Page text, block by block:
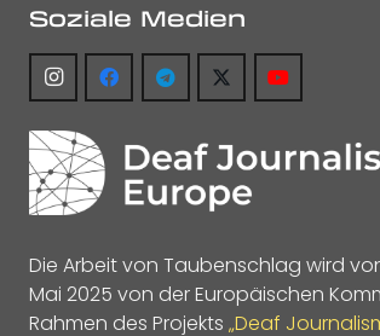
Soziale Medien
Die Arbeit von Taubenschlag wird
Mai 2025 von der Europäischen
Rahmen des Projekts „Deaf